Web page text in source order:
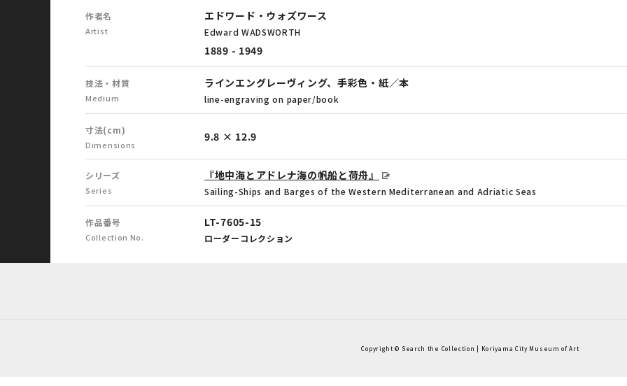
作者名
Artist
エドワード・ウォズワース
Edward WADSWORTH
1889 - 1949
技法・材質
Medium
ラインエングレーヴィング、手彩色・紙／本
line-engraving on paper/book
寸法(cm)
Dimensions
9.8 × 12.9
シリーズ
Series
『地中海とアドレナ海の帆船と荷舟』
Sailing-Ships and Barges of the Western Mediterranean and Adriatic Seas
作品番号
Collection No.
LT-7605-15
ローダーコレクション
Copyright © Search the Collection | Koriyama City Museum of Art